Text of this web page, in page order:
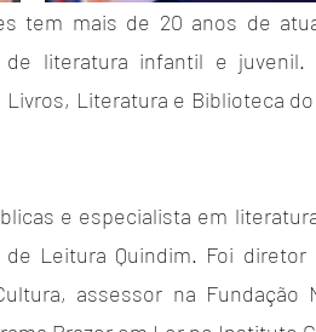
tem mais de 20 anos de
literatura infantil e juvenil.
Literatura e Biblioteca
e especialista em
Leitura Quindim. Foi diretor
assessor na Fundação